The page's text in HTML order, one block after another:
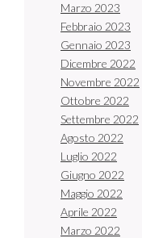
Marzo 2023
Febbraio 2023
Gennaio 2023
Dicembre 2022
Novembre 2022
Ottobre 2022
Settembre 2022
Agosto 2022
Luglio 2022
Giugno 2022
Maggio 2022
Aprile 2022
Marzo 2022